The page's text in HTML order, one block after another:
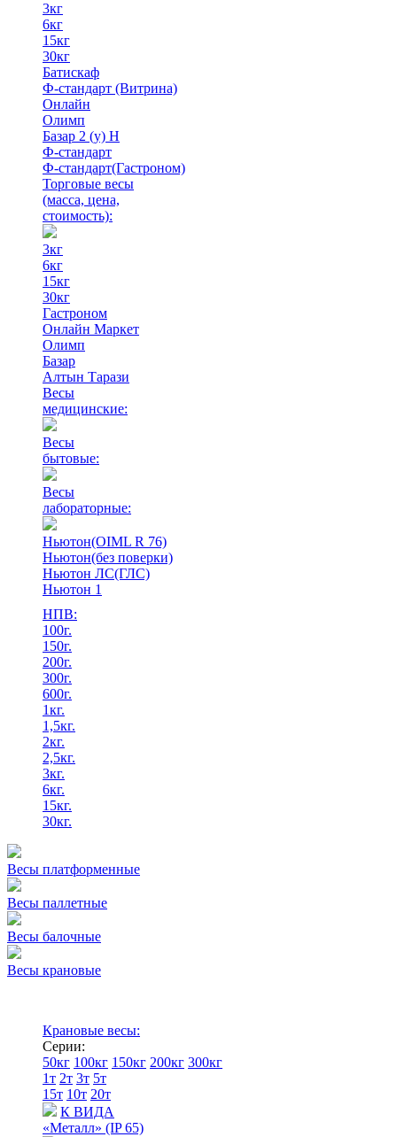
3кг
6кг
15кг
30кг
Батискаф
Ф-стандарт (Витрина)
Онлайн
Олимп
Базар 2 (у) Н
Ф-стандарт
Ф-стандарт(Гастроном)
Торговые весы
(масса, цена,
стоимость):
3кг
6кг
15кг
30кг
Гастроном
Онлайн Маркет
Олимп
Базар
Алтын Тарази
Весы
медицинские:
Весы
бытовые:
Весы
лабораторные:
Ньютон(OIML R 76)
Ньютон(без поверки)
Ньютон ЛС(ГЛС)
Ньютон 1
НПВ:
100г.
150г.
200г.
300г.
600г.
1кг.
1,5кг.
2кг.
2,5кг.
3кг.
6кг.
15кг.
30кг.
Весы платформенные
Весы паллетные
Весы балочные
Весы крановые
Крановые весы:
Серии:
50кг 100кг 150кг 200кг 300кг
1т 2т 3т 5т
15т 10т 20т
К ВИДА
«Металл» (IP 65)